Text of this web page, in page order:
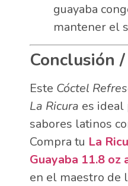
guayaba
mantener el
Conclusión
Este Cóctel
La Ricura es ideal
sabores latinos
Compra tu La
Guayaba 11.8 oz
en el maestro de